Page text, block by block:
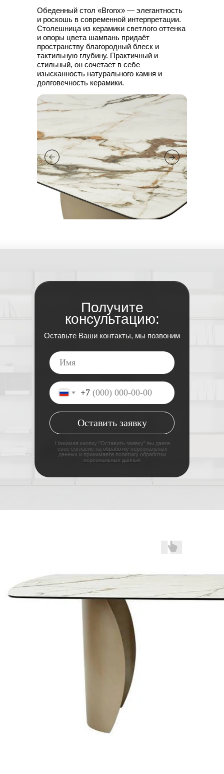
Обеденный стол «Bronx» — элегантность
и роскошь в современной интерпретации.
Столешница из керамики светлого оттенка
и опоры цвета шампань придаёт
пространству благородный блеск и
тактильную глубину. Практичный и
стильный, он сочетает в себе
изысканность натурального камня и
долговечность керамики.
Получите
консультацию:
Оставьте Ваши контакты, мы позвоним
Нажимая кнопку "Оставить заявку" вы даете
свое согласие на обработку персональных
данных и принимаете политику обработки
персональных данных
+7
Оставить заявку